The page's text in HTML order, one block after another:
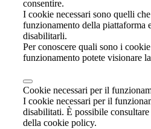
consentire.
I cookie necessari sono quelli
funzionamento della piattaforma
disabilitarli.
Per conoscere quali sono i
funzionamento potete visionare la
Cookie necessari per il
I cookie necessari per il
disabilitati. È possibile
della cookie policy.